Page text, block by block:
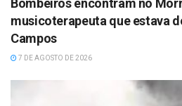
Bombeiros encontram no
musicoterapeuta que estava
Campos
7 DE AGOSTO DE 2026